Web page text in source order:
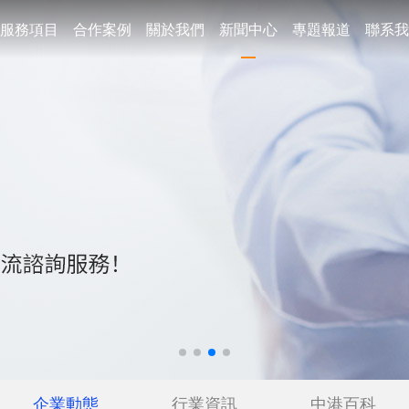
服務項目 合作案例 關於我們 新聞中心 專題報道 聯系
企業動態 行業資訊 中港百科